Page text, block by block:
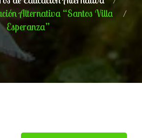
Alternativa “Santos Villa
Esperanza”